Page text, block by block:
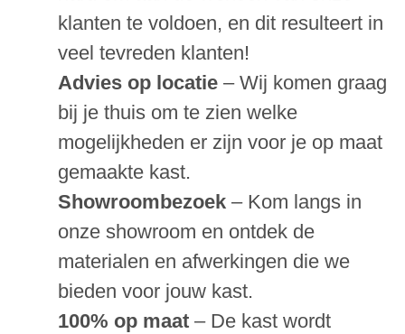
klanten te voldoen, en dit resulteert in
veel tevreden klanten!
Advies op locatie – Wij komen graag
bij je thuis om te zien welke
mogelijkheden er zijn voor je op maat
gemaakte kast.
Showroombezoek – Kom langs in
onze showroom en ontdek de
materialen en afwerkingen die we
bieden voor jouw kast.
100% op maat – De kast wordt